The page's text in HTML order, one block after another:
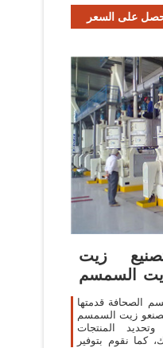
على السعر
زيت
السمسم
الصحافة
الصحافة قدمتها
زيت السمسم
المنتجات
كما نقوم بتوفير